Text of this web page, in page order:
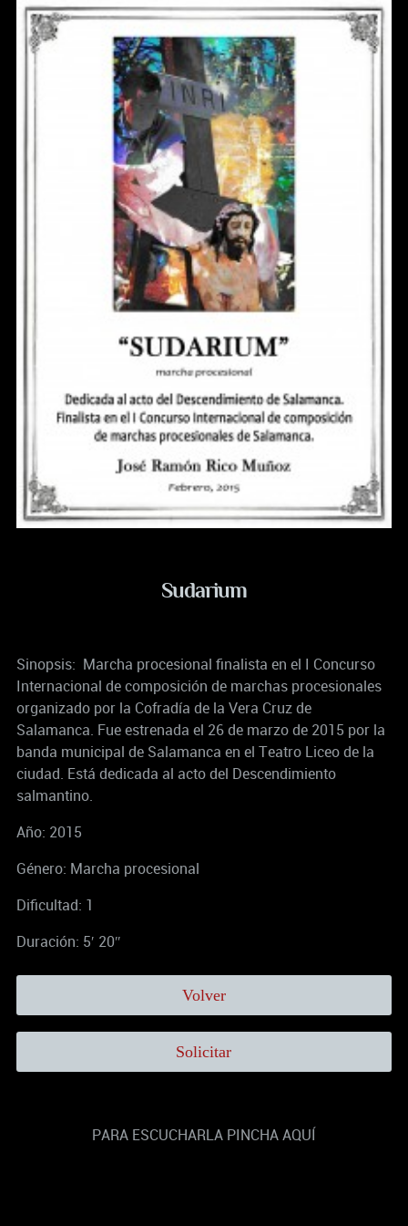
Sudarium
Sinopsis: Marcha procesional finalista en el I Concurso
Internacional de composición de marchas procesionales
organizado por la Cofradía de la Vera Cruz de
Salamanca. Fue estrenada el 26 de marzo de 2015 por la
banda municipal de Salamanca en el Teatro Liceo de la
ciudad. Está dedicada al acto del Descendimiento
salmantino.
Año: 2015
Género: Marcha procesional
Dificultad: 1
Duración: 5′ 20″
Volver
Solicitar
PARA ESCUCHARLA PINCHA AQUÍ